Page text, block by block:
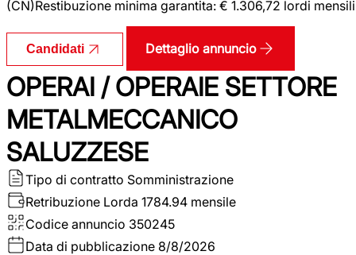
(CN)Restibuzione minima garantita: € 1.306,72 lordi mensili
Candidati Dettaglio annuncio
OPERAI / OPERAIE SETTORE
METALMECCANICO
SALUZZESE
Tipo di contratto Somministrazione
Retribuzione Lorda 1784.94 mensile
Codice annuncio 350245
Data di pubblicazione 8/8/2026